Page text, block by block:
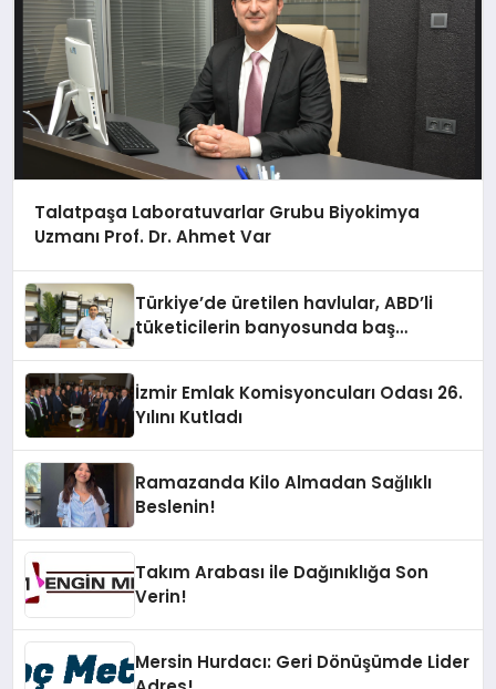
Talatpaşa Laboratuvarlar Grubu Biyokimya
Uzmanı Prof. Dr. Ahmet Var
Türkiye’de üretilen havlular, ABD’li
tüketicilerin banyosunda baş
İzmir Emlak Komisyoncuları Odası 26.
Yılını Kutladı
Ramazanda Kilo Almadan Sağlıklı
Beslenin!
Takım Arabası ile Dağınıklığa Son
Verin!
Mersin Hurdacı: Geri Dönüşümde Lider